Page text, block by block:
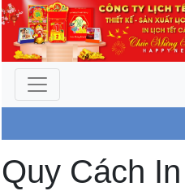
Công Ty
Quy Cách